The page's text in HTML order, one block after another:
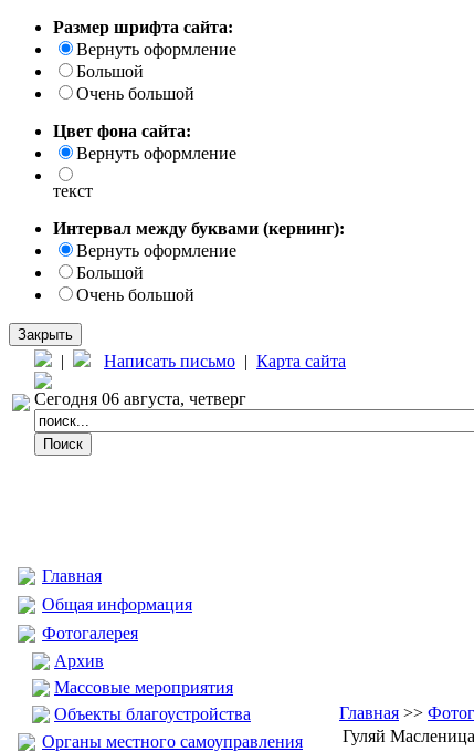
Размер шрифта сайта:
Вернуть оформление
Большой
Очень большой
Цвет фона сайта:
Вернуть оформление
текст
Интервал между буквами (кернинг):
Вернуть оформление
Большой
Очень большой
Закрыть
| Написать письмо | Карта сайта
Сегодня 06 августа, четверг
Главная
Общая информация
Фотогалерея
Архив
Массовые мероприятия
Объекты благоустройства
Органы местного самоуправления
Главная >>
Гуляй